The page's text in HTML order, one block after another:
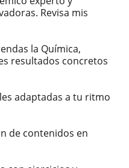
Revisa mis
la Química,
resultados concretos
adaptadas a tu ritmo
de contenidos en